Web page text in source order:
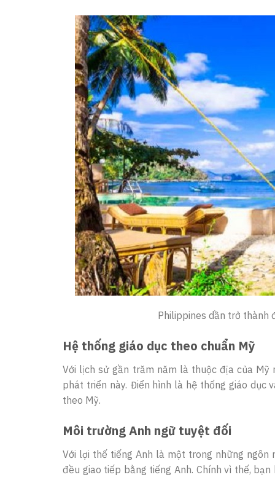
Philippines dần trở thành
Hệ thống giáo dục theo chuẩn Mỹ
Với lịch sử gần trăm năm là thuộc địa của Mỹ
phát triển này. Điển hình là hệ thống giáo dục
theo Mỹ.
Môi trường Anh ngữ tuyệt đối
Với lợi thế tiếng Anh là một trong những
đều giao tiếp bằng tiếng Anh. Chính vì thế,